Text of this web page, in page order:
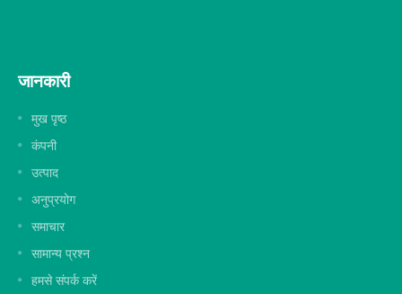
जानकारी
मुख पृष्ठ
कंपनी
उत्पाद
अनुप्रयोग
समाचार
सामान्य प्रश्न
हमसे संपर्क करें